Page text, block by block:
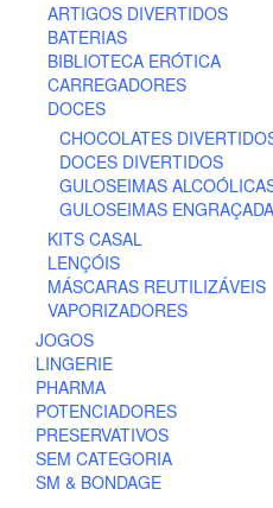
ARTIGOS DIVERTIDOS
BATERIAS
BIBLIOTECA ERÓTICA
CARREGADORES
DOCES
CHOCOLATES
DOCES DIVERTIDOS
GULOSEIMAS
GULOSEIMAS
KITS CASAL
LENÇÓIS
MÁSCARAS REUTILIZÁVEIS
VAPORIZADORES
JOGOS
LINGERIE
PHARMA
POTENCIADORES
PRESERVATIVOS
SEM CATEGORIA
SM & BONDAGE